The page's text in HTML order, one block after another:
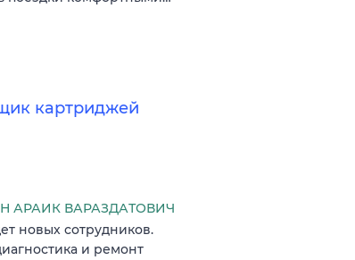
картриджей
АРАИК ВАРАЗДАТОВИЧ
новых сотрудников.
и ремонт